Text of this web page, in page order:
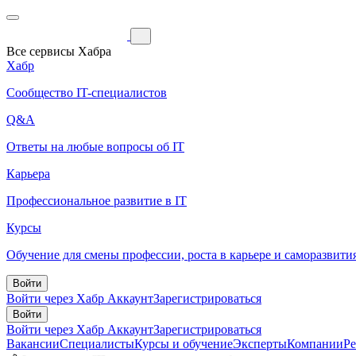
Все сервисы Хабра
Хабр
Сообщество IT-специалистов
Q&A
Ответы на любые вопросы об IT
Карьера
Профессиональное развитие в IT
Курсы
Обучение для смены профессии, роста в карьере и
Войти
Войти через Хабр АккаунтЗарегистрироваться
Войти
Войти через Хабр АккаунтЗарегистрироваться
ВакансииСпециалистыКурсы и обучениеЭкспертыКомпании